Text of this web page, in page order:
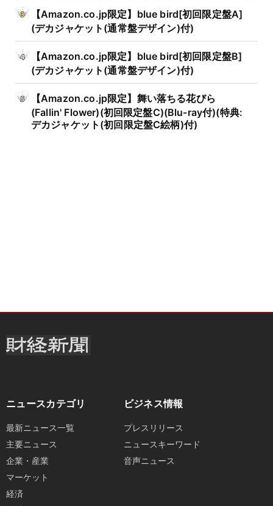
【Amazon.co.jp限定】blue bird[初回限定盤A]
(デカジャケット(通常盤デザイン)付)
【Amazon.co.jp限定】blue bird[初回限定盤B]
(デカジャケット(通常盤デザイン)付)
【Amazon.co.jp限定】舞い落ちる花びら
(Fallin' Flower)(初回限定盤C)(Blu-ray付)(特典:
デカジャケット(初回限定盤C絵柄)付)
ニュースカテゴリ
最新ニュース一覧
主要ニュース
企業・産業
マーケット
経済
ビジネス情報
プレスリリース
ニュースキーワード
音声ニュース